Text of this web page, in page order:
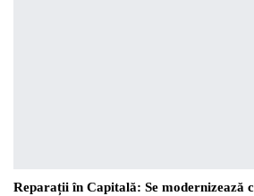
Reparații în Capitală: Se modernizează